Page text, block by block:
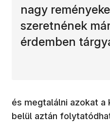
nagy
szeretnének
érdemben
és megtalálni azokat
belül aztán